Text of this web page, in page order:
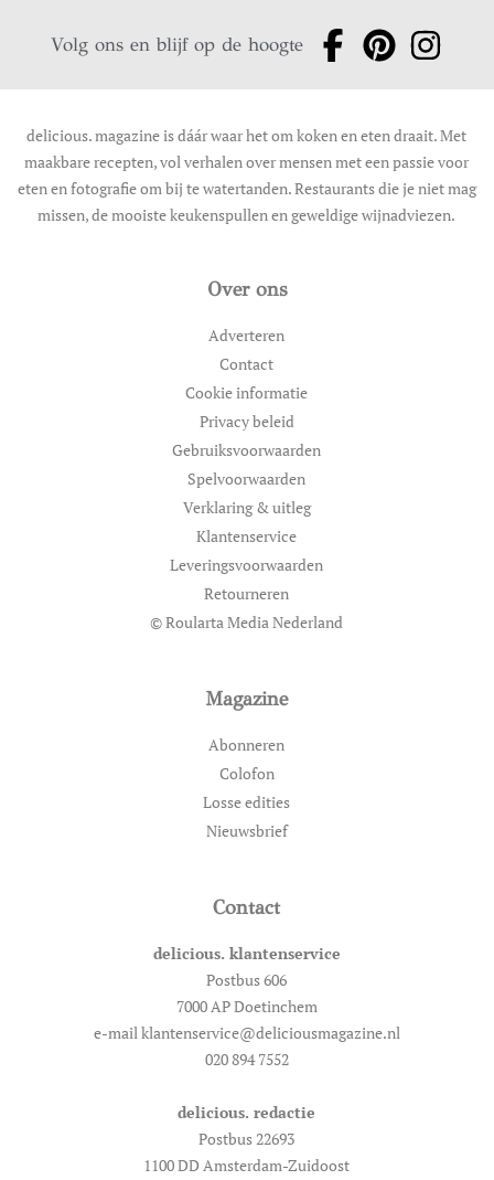
Volg ons en blijf op de hoogte
delicious. magazine is dáár waar het om koken en eten draait. Met
maakbare recepten, vol verhalen over mensen met een passie voor
eten en fotografie om bij te watertanden. Restaurants die je niet mag
missen, de mooiste keukenspullen en geweldige wijnadviezen.
Over ons
Adverteren
Contact
Cookie informatie
Privacy beleid
Gebruiksvoorwaarden
Spelvoorwaarden
Verklaring & uitleg
Klantenservice
Leveringsvoorwaarden
Retourneren
© Roularta Media Nederland
Magazine
Abonneren
Colofon
Losse edities
Nieuwsbrief
Contact
delicious. klantenservice
Postbus 606
7000 AP Doetinchem
e-mail klantenservice@deliciousmagazine.nl
020 894 7552
delicious. redactie
Postbus 22693
1100 DD Amsterdam-Zuidoost